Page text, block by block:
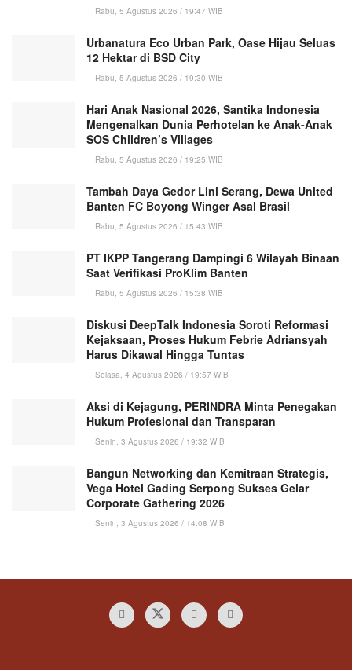
Rabu, 5 Agustus 2026 / 19:47 WIB
Urbanatura Eco Urban Park, Oase Hijau Seluas
12 Hektar di BSD City
Rabu, 5 Agustus 2026 / 19:30 WIB
Hari Anak Nasional 2026, Santika Indonesia
Mengenalkan Dunia Perhotelan ke Anak-Anak
SOS Children’s Villages
Rabu, 5 Agustus 2026 / 19:25 WIB
Tambah Daya Gedor Lini Serang, Dewa United
Banten FC Boyong Winger Asal Brasil
Rabu, 5 Agustus 2026 / 15:43 WIB
PT IKPP Tangerang Dampingi 6 Wilayah Binaan
Saat Verifikasi ProKlim Banten
Rabu, 5 Agustus 2026 / 15:38 WIB
Diskusi DeepTalk Indonesia Soroti Reformasi
Kejaksaan, Proses Hukum Febrie Adriansyah
Harus Dikawal Hingga Tuntas
Selasa, 4 Agustus 2026 / 19:57 WIB
Aksi di Kejagung, PERINDRA Minta Penegakan
Hukum Profesional dan Transparan
Senin, 3 Agustus 2026 / 19:32 WIB
Bangun Networking dan Kemitraan Strategis,
Vega Hotel Gading Serpong Sukses Gelar
Corporate Gathering 2026
Senin, 3 Agustus 2026 / 14:08 WIB